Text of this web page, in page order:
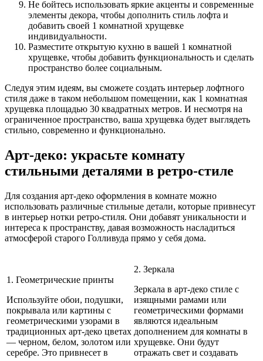
Не бойтесь использовать яркие акценты и современные
элементы декора, чтобы дополнить стиль лофта и
добавить своей 1 комнатной хрущевке
индивидуальности.
Разместите открытую кухню в вашей 1 комнатной
хрущевке, чтобы добавить функциональность и сделать
пространство более социальным.
Следуя этим идеям, вы сможете создать интерьер лофтного
стиля даже в таком небольшом помещении, как 1 комнатная
хрущевка площадью 30 квадратных метров. И несмотря на
ограниченное пространство, ваша хрущевка будет выглядеть
стильно, современно и функционально.
Арт-деко: украсьте комнату
стильными деталями в ретро-стиле
Для создания арт-деко оформления в комнате можно
использовать различные стильные детали, которые привнесут
в интерьер нотки ретро-стиля. Они добавят уникальности и
интереса к пространству, давая возможность насладиться
атмосферой старого Голливуда прямо у себя дома.
1. Геометрические принты
Используйте обои, подушки,
покрывала или картины с
геометрическими узорами в
традиционных арт-деко цветах
— черном, белом, золотом или
серебре. Это привнесет в
2. Зеркала
Зеркала в арт-деко стиле с
изящными рамами или
геометрическими формами
являются идеальным
дополнением для комнаты в
хрущевке. Они будут
отражать свет и создавать